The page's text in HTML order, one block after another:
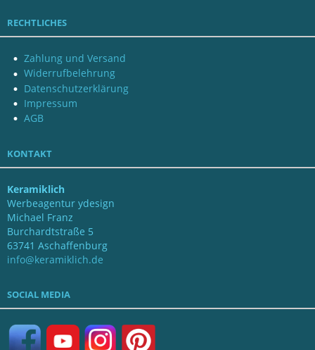
RECHTLICHES
Zahlung und Versand
Widerrufbelehrung
Datenschutzerklärung
Impressum
AGB
KONTAKT
Keramiklich
Werbeagentur ydesign
Michael Franz
Burchardtstraße 5
63741 Aschaffenburg
info@keramiklich.de
SOCIAL MEDIA